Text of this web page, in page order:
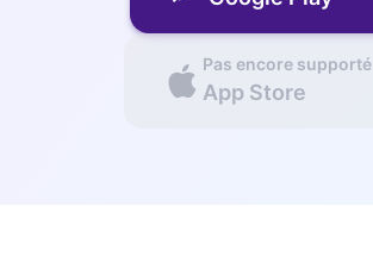
Pas encore supporté
App Store